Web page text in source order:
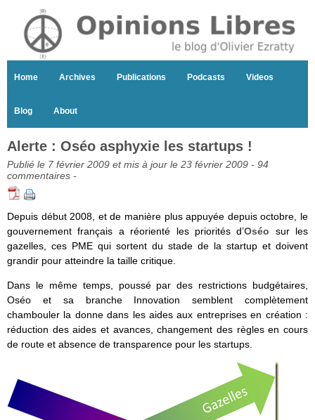
Home Archives Publications Podcasts Videos
Blog About
Alerte : Oséo asphyxie les startups !
Publié le 7 février 2009 et mis à jour le 23 février 2009 - 94
commentaires -
Depuis début 2008, et de manière plus appuyée depuis octobre, le
gouvernement français a réorienté les priorités d’Oséo sur les
gazelles, ces PME qui sortent du stade de la startup et doivent
grandir pour atteindre la taille critique.
Dans le même temps, poussé par des restrictions budgétaires,
Oséo et sa branche Innovation semblent complètement
chambouler la donne dans les aides aux entreprises en création :
réduction des aides et avances, changement des règles en cours
de route et absence de transparence pour les startups.